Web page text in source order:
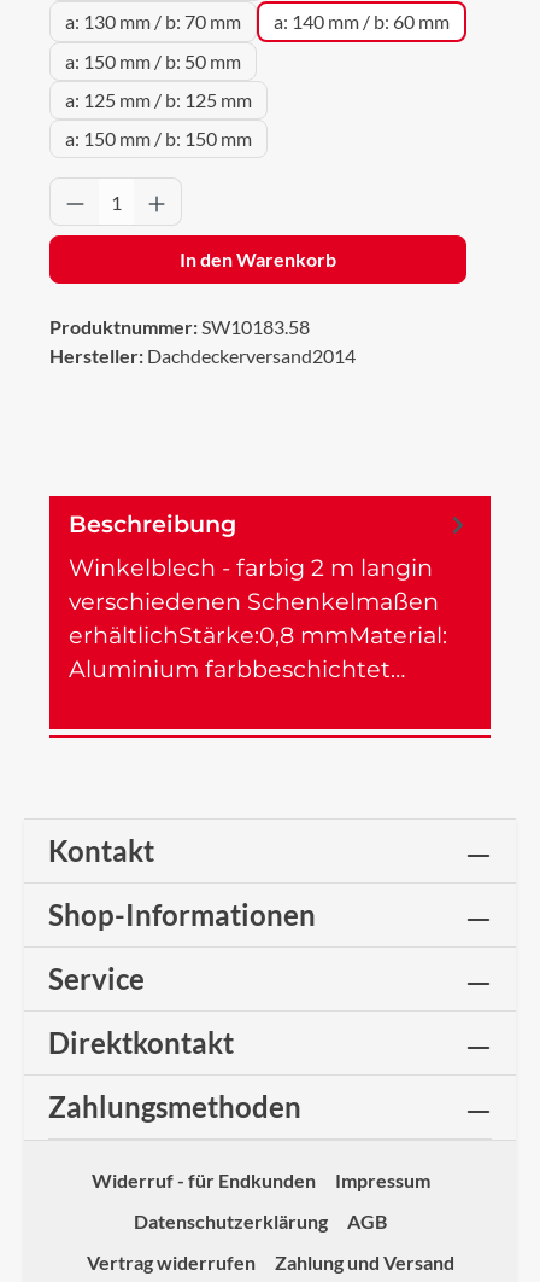
a: 130 mm / b: 70 mm
a: 140 mm / b: 60 mm
a: 150 mm / b: 50 mm
a: 125 mm / b: 125 mm
a: 150 mm / b: 150 mm
Produkt Anzahl: Gib den gewünschten
In den Warenkorb
Produktnummer:SW10183.58
Hersteller: Dachdeckerversand2014
Beschreibung
Winkelblech - farbig 2 m langin
verschiedenen Schenkelmaßen
erhältlichStärke:0,8 mmMaterial:
Aluminium farbbeschichtet…
Kontakt
Shop-Informationen
Service
Direktkontakt
Zahlungsmethoden
Widerruf - für Endkunden
Impressum
Datenschutzerklärung
AGB
Vertrag widerrufen
Zahlung und Versand